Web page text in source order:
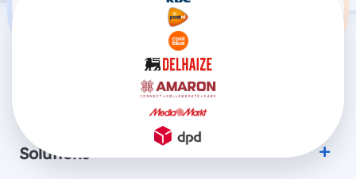
Solutions